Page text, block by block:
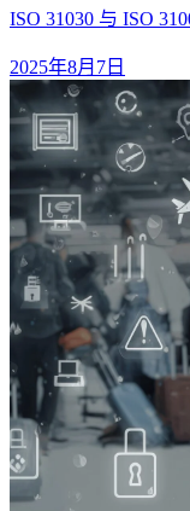
ISO 31030 与 ISO
2025年8月7日